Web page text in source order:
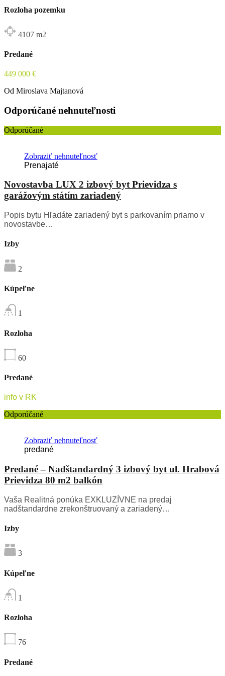
Rozloha pozemku
4107 m2
Predané
449 000 €
Od Miroslava Majtanová
Odporúčané nehnuteľnosti
Odporúčané
Zobraziť nehnuteľnosť
Prenajaté
Novostavba LUX 2 izbový byt Prievidza s
garážovým státím zariadený
Popis bytu Hľadáte zariadený byt s parkovaním priamo v
novostavbe…
Izby
2
Kúpeľne
1
Rozloha
60
Predané
info v RK
Odporúčané
Zobraziť nehnuteľnosť
predané
Predané – Nadštandardný 3 izbový byt ul. Hrabová
Prievidza 80 m2 balkón
Vaša Realitná ponúka EXKLUZÍVNE na predaj
nadštandardne zrekonštruovaný a zariadený…
Izby
3
Kúpeľne
1
Rozloha
76
Predané